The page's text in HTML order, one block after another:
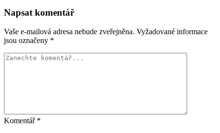
Napsat komentář
Vaše e-mailová adresa nebude zveřejněna. Vyžadované informace
jsou označeny *
Komentář *